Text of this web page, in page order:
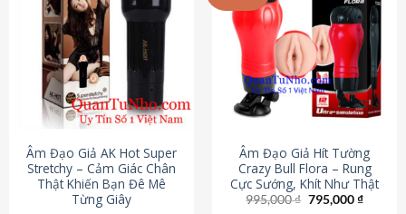
Âm Đạo Giả AK Hot Super
Stretchy – Cảm Giác Chân
Thật Khiến Bạn Đê Mê
Từng Giây
Âm Đạo Giả Hít Tường
Crazy Bull Flora – Rung
Cực Sướng, Khít Như Thật
995,000₫ Giá
795,000₫Giá